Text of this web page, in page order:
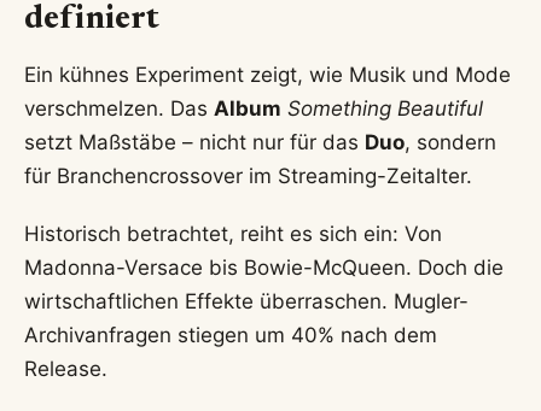
definiert
Ein kühnes Experiment zeigt, wie Musik und Mode
verschmelzen. Das Album Something Beautiful
setzt Maßstäbe – nicht nur für das Duo, sondern
für Branchencrossover im Streaming-Zeitalter.
Historisch betrachtet, reiht es sich ein: Von
Madonna-Versace bis Bowie-McQueen. Doch die
wirtschaftlichen Effekte überraschen. Mugler-
Archivanfragen stiegen um 40% nach dem
Release.